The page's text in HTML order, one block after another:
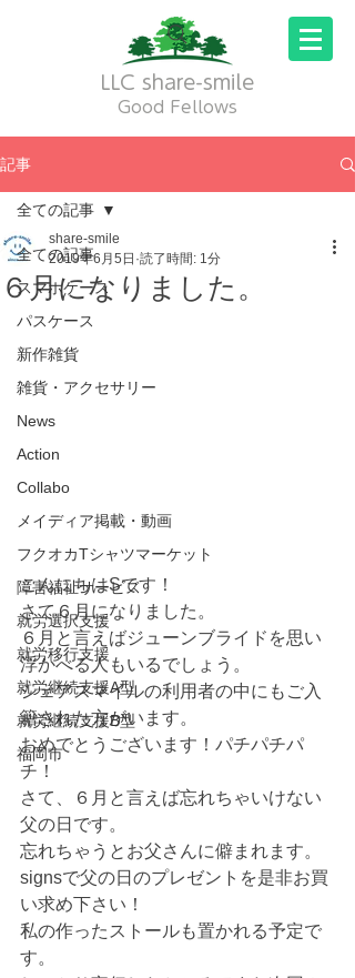
LLC share-smile
Good Fellows
記事
全ての記事
スマホケース
パスケース
新作雑貨
雑貨・アクセサリー
News
Action
Collabo
メイディア掲載・動画
フクオカTシャツマーケット
障害福祉サービス
就労選択支援
就労移行支援
就労継続支援A型
就労継続支援B型
福岡市
全ての記事
６月になりました。
share-smile
2019年6月5日 読了時間: 1分
こんにちはSです！
さて６月になりました。
６月と言えばジューンブライドを思い
浮かべる人もいるでしょう。
シェアスマイルの利用者の中にもご入
籍された方がいます。
おめでとうございます！パチパチパ
チ！
さて、６月と言えば忘れちゃいけない
父の日です。
忘れちゃうとお父さんに僻まれます。
signsで父の日のプレゼントを是非お買
い求め下さい！
私の作ったストールも置かれる予定で
す。